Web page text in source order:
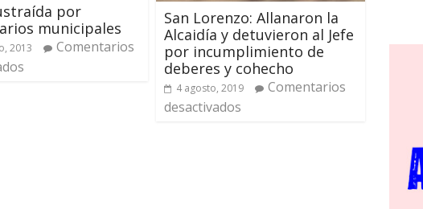
por
municipales
2013
Comentarios
San Lorenzo: Allanaron la
Alcaidía y detuvieron al Jefe
por incumplimiento de
deberes y cohecho
4 agosto, 2019
Comentarios
desactivados